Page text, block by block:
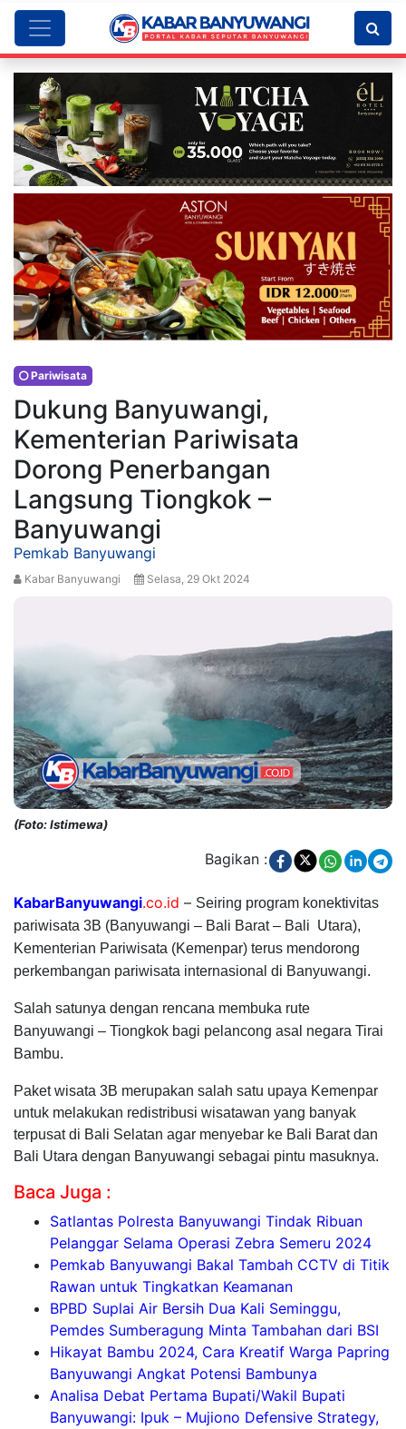
Pariwisata
Dukung Banyuwangi,
Kementerian Pariwisata
Dorong Penerbangan
Langsung Tiongkok –
Banyuwangi
Pemkab Banyuwangi
Kabar Banyuwangi Selasa, 29 Okt 2024
(Foto: Istimewa)
Bagikan :
KabarBanyuwangi.co.id – Seiring program konektivitas
pariwisata 3B (Banyuwangi – Bali Barat – Bali Utara),
Kementerian Pariwisata (Kemenpar) terus mendorong
perkembangan pariwisata internasional di Banyuwangi.
Salah satunya dengan rencana membuka rute
Banyuwangi – Tiongkok bagi pelancong asal negara Tirai
Bambu.
Paket wisata 3B merupakan salah satu upaya Kemenpar
untuk melakukan redistribusi wisatawan yang banyak
terpusat di Bali Selatan agar menyebar ke Bali Barat dan
Bali Utara dengan Banyuwangi sebagai pintu masuknya.
Baca Juga :
Satlantas Polresta Banyuwangi Tindak Ribuan
Pelanggar Selama Operasi Zebra Semeru 2024
Pemkab Banyuwangi Bakal Tambah CCTV di Titik
Rawan untuk Tingkatkan Keamanan
BPBD Suplai Air Bersih Dua Kali Seminggu,
Pemdes Sumberagung Minta Tambahan dari BSI
Hikayat Bambu 2024, Cara Kreatif Warga Papring
Banyuwangi Angkat Potensi Bambunya
Analisa Debat Pertama Bupati/Wakil Bupati
Banyuwangi: Ipuk – Mujiono Defensive Strategy,